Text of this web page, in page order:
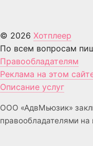
© 2026 Хотплеер
По всем вопросам
Правообладателям
Реклама на этом
Описание услуг
ООО «АдвМьюзик»
правообладателями